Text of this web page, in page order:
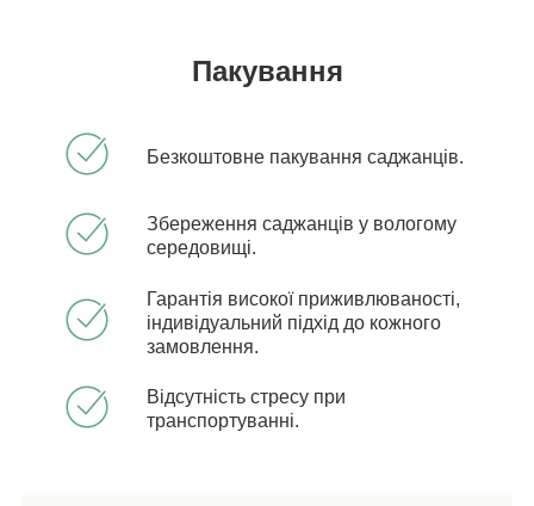
Пакування
Безкоштовне пакування саджанців.
Збереження саджанців у вологому
середовищі.
Гарантія високої приживлюваності,
індивідуальний підхід до кожного
замовлення.
Відсутність стресу при
транспортуванні.